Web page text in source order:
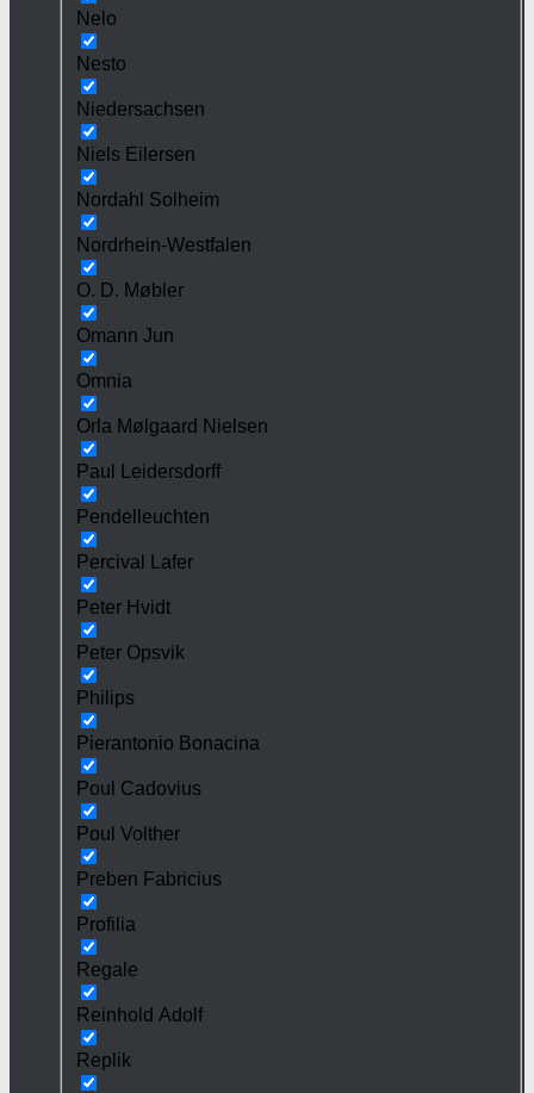
Nelo
Nesto
Niedersachsen
Niels Eilersen
Nordahl Solheim
Nordrhein-Westfalen
O. D. Møbler
Omann Jun
Omnia
Orla Mølgaard Nielsen
Paul Leidersdorff
Pendelleuchten
Percival Lafer
Peter Hvidt
Peter Opsvik
Philips
Pierantonio Bonacina
Poul Cadovius
Poul Volther
Preben Fabricius
Profilia
Regale
Reinhold Adolf
Replik